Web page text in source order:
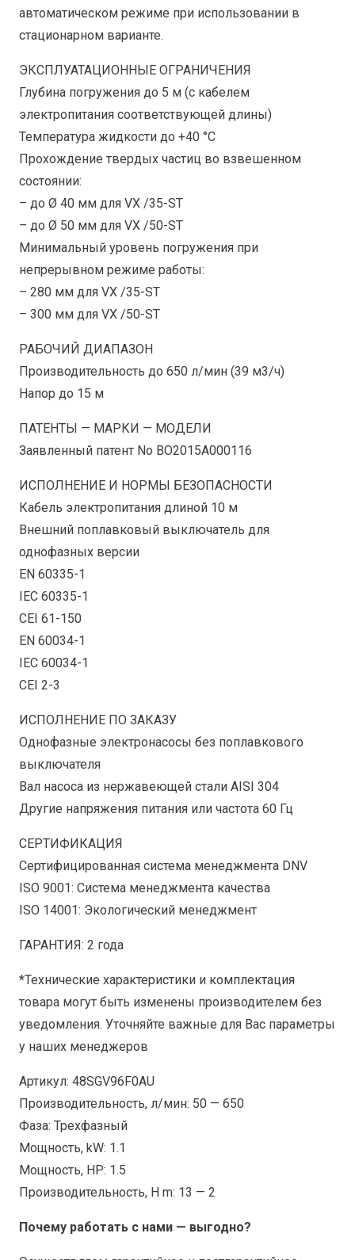
автоматическом режиме при использовании в
стационарном варианте.
ЭКСПЛУАТАЦИОННЫЕ ОГРАНИЧЕНИЯ
Глубина погружения до 5 м (с кабелем
электропитания соответствующей длины)
Температура жидкости до +40 °C
Прохождение твердых частиц во взвешенном
состоянии:
– до Ø 40 мм для VX /35-ST
– до Ø 50 мм для VX /50-ST
Минимальный уровень погружения при
непрерывном режиме работы:
– 280 мм для VX /35-ST
– 300 мм для VX /50-ST
РАБОЧИЙ ДИАПАЗОН
Производительность до 650 л/мин (39 м3/ч)
Напор до 15 м
ПАТЕНТЫ — МАРКИ — МОДЕЛИ
Заявленный патент No BO2015A000116
ИСПОЛНЕНИЕ И НОРМЫ БЕЗОПАСНОСТИ
Кабель электропитания длиной 10 м
Внешний поплавковый выключатель для
однофазных версии
EN 60335-1
IEC 60335-1
CEI 61-150
EN 60034-1
IEC 60034-1
CEI 2-3
ИСПОЛНЕНИЕ ПО ЗАКАЗУ
Однофазные электронасосы без поплавкового
выключателя
Вал насоса из нержавеющей стали AISI 304
Другие напряжения питания или частота 60 Гц
СЕРТИФИКАЦИЯ
Сертифицированная система менеджмента DNV
ISO 9001: Система менеджмента качества
ISO 14001: Экологический менеджмент
ГАРАНТИЯ: 2 года
*Технические характеристики и комплектация
товара могут быть изменены производителем без
уведомления. Уточняйте важные для Вас параметры
у наших менеджеров
Артикул: 48SGV96F0AU
Производительность, л/мин: 50 — 650
Фаза: Трехфазный
Мощность, kW: 1.1
Мощность, HP: 1.5
Производительность, H m: 13 — 2
Почему работать с нами — выгодно?